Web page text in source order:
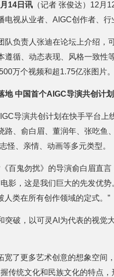
14日讯（记者 张俊达）12月
电视从业者、AIGC创作者、
队负责人张迪在论坛上介绍，
遵循、动态表现、风格一致性
万个视频和超1.75亿张图片。
地 中国首个AIGC导演共创计
导演共创计划在快手平台
路、俞白眉、董润年、张吃鱼
怪、亲情、动画等多元类型。
百鬼勿扰》的导演俞白眉直
电影，这是我们巨大的先发优
人类在所有创作领域的定式。”
突破，以可灵AI为代表的视觉
宽了更多艺术创意的想象空间
传统文化和民族文化的特点，